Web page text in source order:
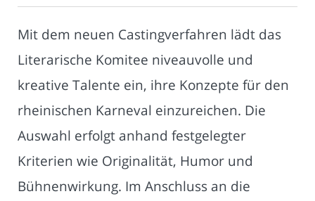
Mit dem neuen Castingverfahren lädt das
Literarische Komitee niveauvolle und
kreative Talente ein, ihre Konzepte für den
rheinischen Karneval einzureichen. Die
Auswahl erfolgt anhand festgelegter
Kriterien wie Originalität, Humor und
Bühnenwirkung. Im Anschluss an die